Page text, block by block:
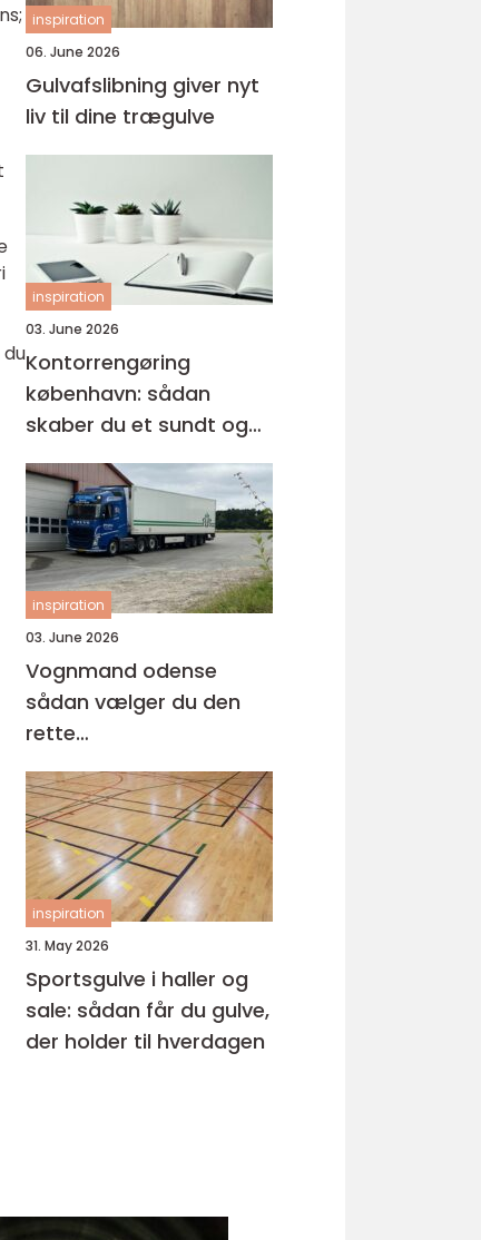
inspiration
06. June 2026
Gulvafslibning giver nyt
liv til dine trægulve
inspiration
03. June 2026
Kontorrengøring
københavn: sådan
skaber du et sundt og
professionelt
arbejdsmiljø
inspiration
03. June 2026
Vognmand odense
sådan vælger du den
rette
samarbejdspartner
inspiration
31. May 2026
Sportsgulve i haller og
sale: sådan får du gulve,
der holder til hverdagen